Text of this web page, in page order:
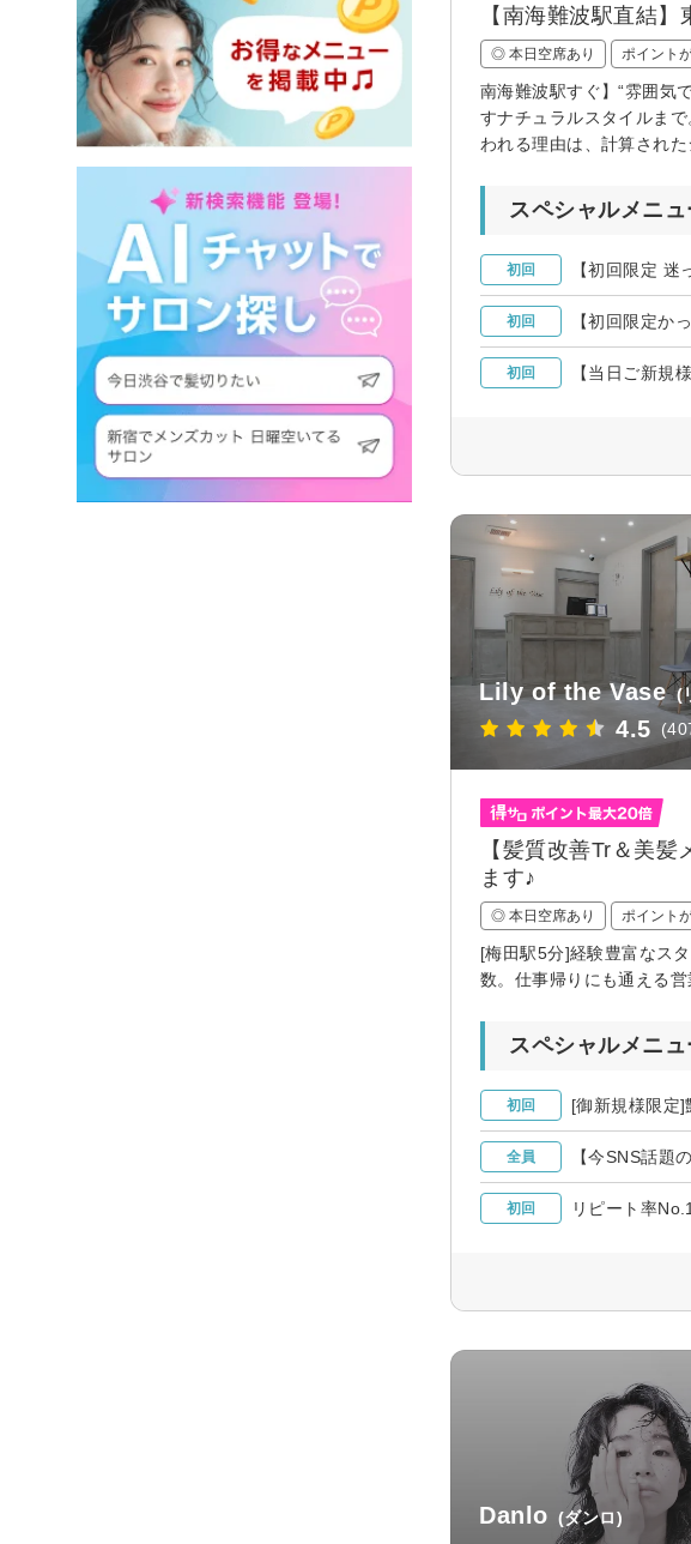
【南海難波駅直結
◎ 本日空席あり ポイント
南海難波駅すぐ】“雰囲気
すナチュラルスタイルま
われる理由は、計算され
スペシャルメニュ
初回 【初回限定
初回 【初回限定か
初回 【当日ご新規
Lily of the Vase (
4.5
【髪質改善Tr＆美
ます♪
◎ 本日空席あり ポイント
[梅田駅5分]経験豊富なス
数。仕事帰りにも通える
スペシャルメニュ
初回 [御新規様限定
全員 【今SNS話題
初回 リピート率
Danlo (ダンロ)